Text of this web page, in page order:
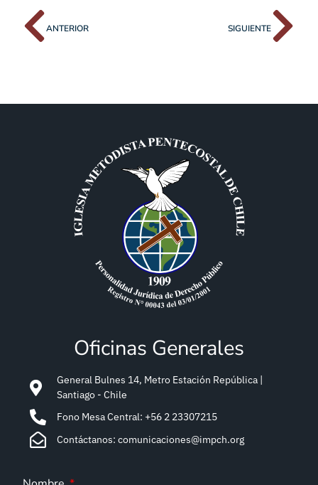
ANTERIOR SIGUIENTE
Oficinas Generales
General Bulnes 14, Metro Estación República |
Santiago - Chile
Fono Mesa Central: +56 2 23307215
Contáctanos: comunicaciones@impch.org